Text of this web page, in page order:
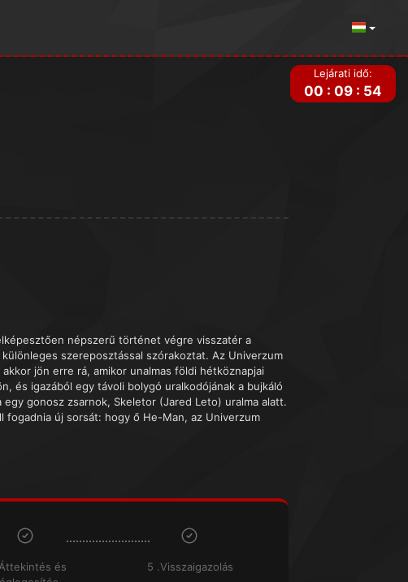
Lejárati idő:
00 :09 : 53
népszerű történet végre visszatér a
szereposztással szórakoztat. Az Univerzum
jön erre rá, amikor unalmas földi hétköznapjai
és igazából egy távoli bolygó uralkodójának a bujkáló
gonosz zsarnok, Skeletor (Jared Leto) uralma alatt.
fogadnia új sorsát: hogy ő He-Man, az Univerzum
és
5 .Visszaigazolás